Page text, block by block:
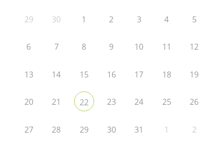
29 30 1 2 3 4 5
6 7 8 9 10 11 12
13 14 15 16 17 18 19
20 21 22 23 24 25 26
27 28 29 30 31 1 2